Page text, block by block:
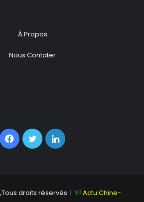
À Propos
Nous Contater
Facebook
TwitterLinkedin
droits réservés |
Actu Chine-